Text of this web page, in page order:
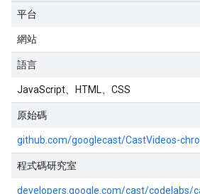
平台
網站
語言
JavaScript、HTML、CSS
原始碼
github.com/googlecast/CastVideos-
程式碼研究室
developers.google.com/cast/codelabs/